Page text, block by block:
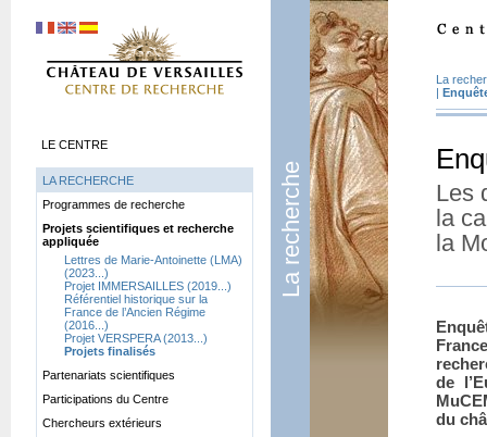
La recherche
La
|
Les
la
la
de
du
LE CENTRE
LA RECHERCHE
Programmes de recherche
Projets scientifiques et recherche
appliquée
Lettres de Marie-Antoinette (LMA)
(2023...)
Projet IMMERSAILLES (2019...)
Référentiel historique sur la
France de l’Ancien Régime
(2016...)
Projet VERSPERA (2013...)
Projets finalisés
Partenariats scientifiques
Participations du Centre
Chercheurs extérieurs